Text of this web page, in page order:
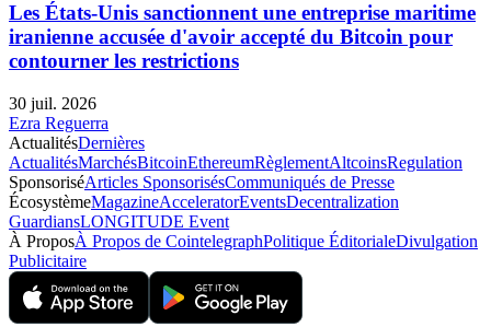
Les États-Unis sanctionnent une entreprise maritime
iranienne accusée d'avoir accepté du Bitcoin pour
contourner les restrictions
30 juil. 2026
Ezra Reguerra
ActualitésDernières
ActualitésMarchésBitcoinEthereumRèglementAltcoinsRegulation
SponsoriséArticles SponsorisésCommuniqués de Presse
ÉcosystèmeMagazineAcceleratorEventsDecentralization
GuardiansLONGITUDE Event
À ProposÀ Propos de CointelegraphPolitique ÉditorialeDivulgation
Publicitaire